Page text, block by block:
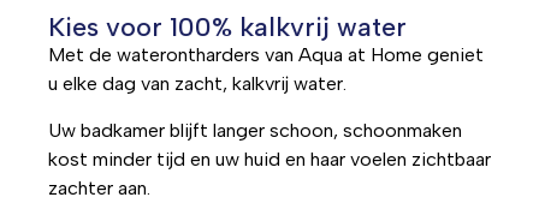
Kies voor 100% kalkvrij water
Met de waterontharders van Aqua at Home geniet
u elke dag van zacht, kalkvrij water.
Uw badkamer blijft langer schoon, schoonmaken
kost minder tijd en uw huid en haar voelen zichtbaar
zachter aan.